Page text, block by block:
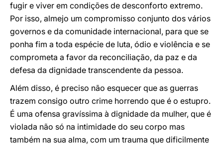
fugir e viver em condições de desconforto extremo.
Por isso, almejo um compromisso conjunto dos vários
governos e da comunidade internacional, para que se
ponha fim a toda espécie de luta, ódio e violência e se
comprometa a favor da reconciliação, da paz e da
defesa da dignidade transcendente da pessoa.
Além disso, é preciso não esquecer que as guerras
trazem consigo outro crime horrendo que é o estupro.
É uma ofensa gravíssima à dignidade da mulher, que é
violada não só na intimidade do seu corpo mas
também na sua alma, com um trauma que dificilmente